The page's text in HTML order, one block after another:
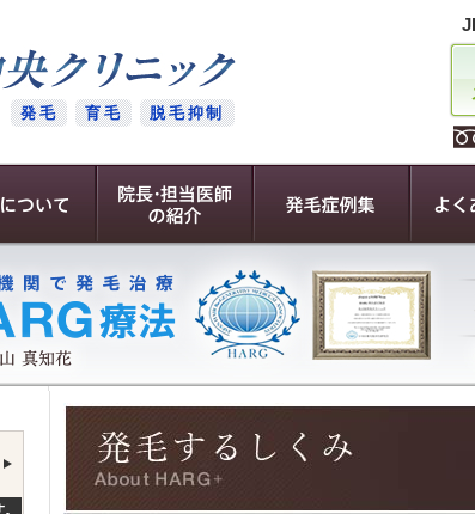
発毛 育毛 脱毛抑制